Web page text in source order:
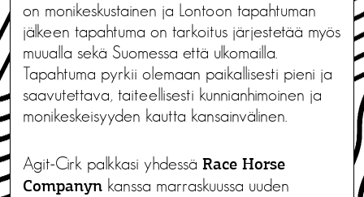
on monikeskustainen ja Lontoon tapahtuman
jälkeen tapahtuma on tarkoitus järjestetää myös
muualla sekä Suomessa että ulkomailla.
Tapahtuma pyrkii olemaan paikallisesti pieni ja
saavutettava, taiteellisesti kunnianhimoinen ja
monikeskeisyyden kautta kansainvälinen.
Agit-Cirk palkkasi yhdessä Race Horse
Companyn kanssa marraskuussa uuden